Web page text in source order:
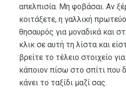
απελπισία. Μη φοβάσαι. Αν
κοιτάξετε, η γαλλική
θησαυρός για μοναδικά και
κλικ σε αυτή τη λίστα και
βρείτε το τέλειο στοιχείο
κάποιον πίσω στο σπίτι που
κάνει το ταξίδι μαζί σας.